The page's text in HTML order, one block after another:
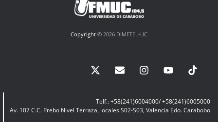
Copyright © 2026 DIMETEL-UC
Telf.: +58(241)6004000/ +58(241)6005000
Av. 107 C.C. Prebo Nivel Terraza, locales S02-S03, Valencia Edo. Carabobo